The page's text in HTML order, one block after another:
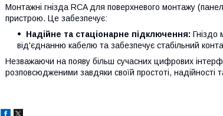
Монтажні гнізда RCA для поверхневого монтажу
пристрою. Це забезпечує:
Надійне та стаціонарне підключення: Гніздо
від'єднанню кабелю та забезпечує стабільний
Незважаючи на появу більш сучасних цифрових
розповсюдженими завдяки своїй простоті, надійності